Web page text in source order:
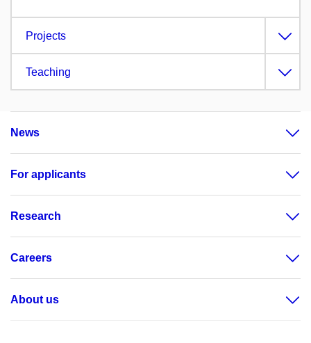
Projects
Teaching
News
For applicants
Research
Careers
About us